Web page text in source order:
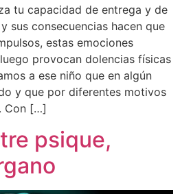
tu capacidad de entrega y de
sus consecuencias hacen que
estas emociones
provocan dolencias físicas
a ese niño que en algún
y que por diferentes motivos
Con […]
psique,